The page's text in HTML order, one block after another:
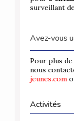
surveillant
Avez-vous
Pour plus
nous
jeunes.com
Activités